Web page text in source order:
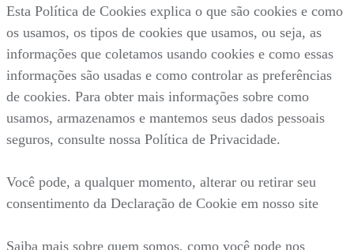
Esta Política de Cookies explica o que são cookies e como
os usamos, os tipos de cookies que usamos, ou seja, as
informações que coletamos usando cookies e como essas
informações são usadas e como controlar as preferências
de cookies. Para obter mais informações sobre como
usamos, armazenamos e mantemos seus dados pessoais
seguros, consulte nossa Política de Privacidade.
Você pode, a qualquer momento, alterar ou retirar seu
consentimento da Declaração de Cookie em nosso site
Saiba mais sobre quem somos, como você pode nos